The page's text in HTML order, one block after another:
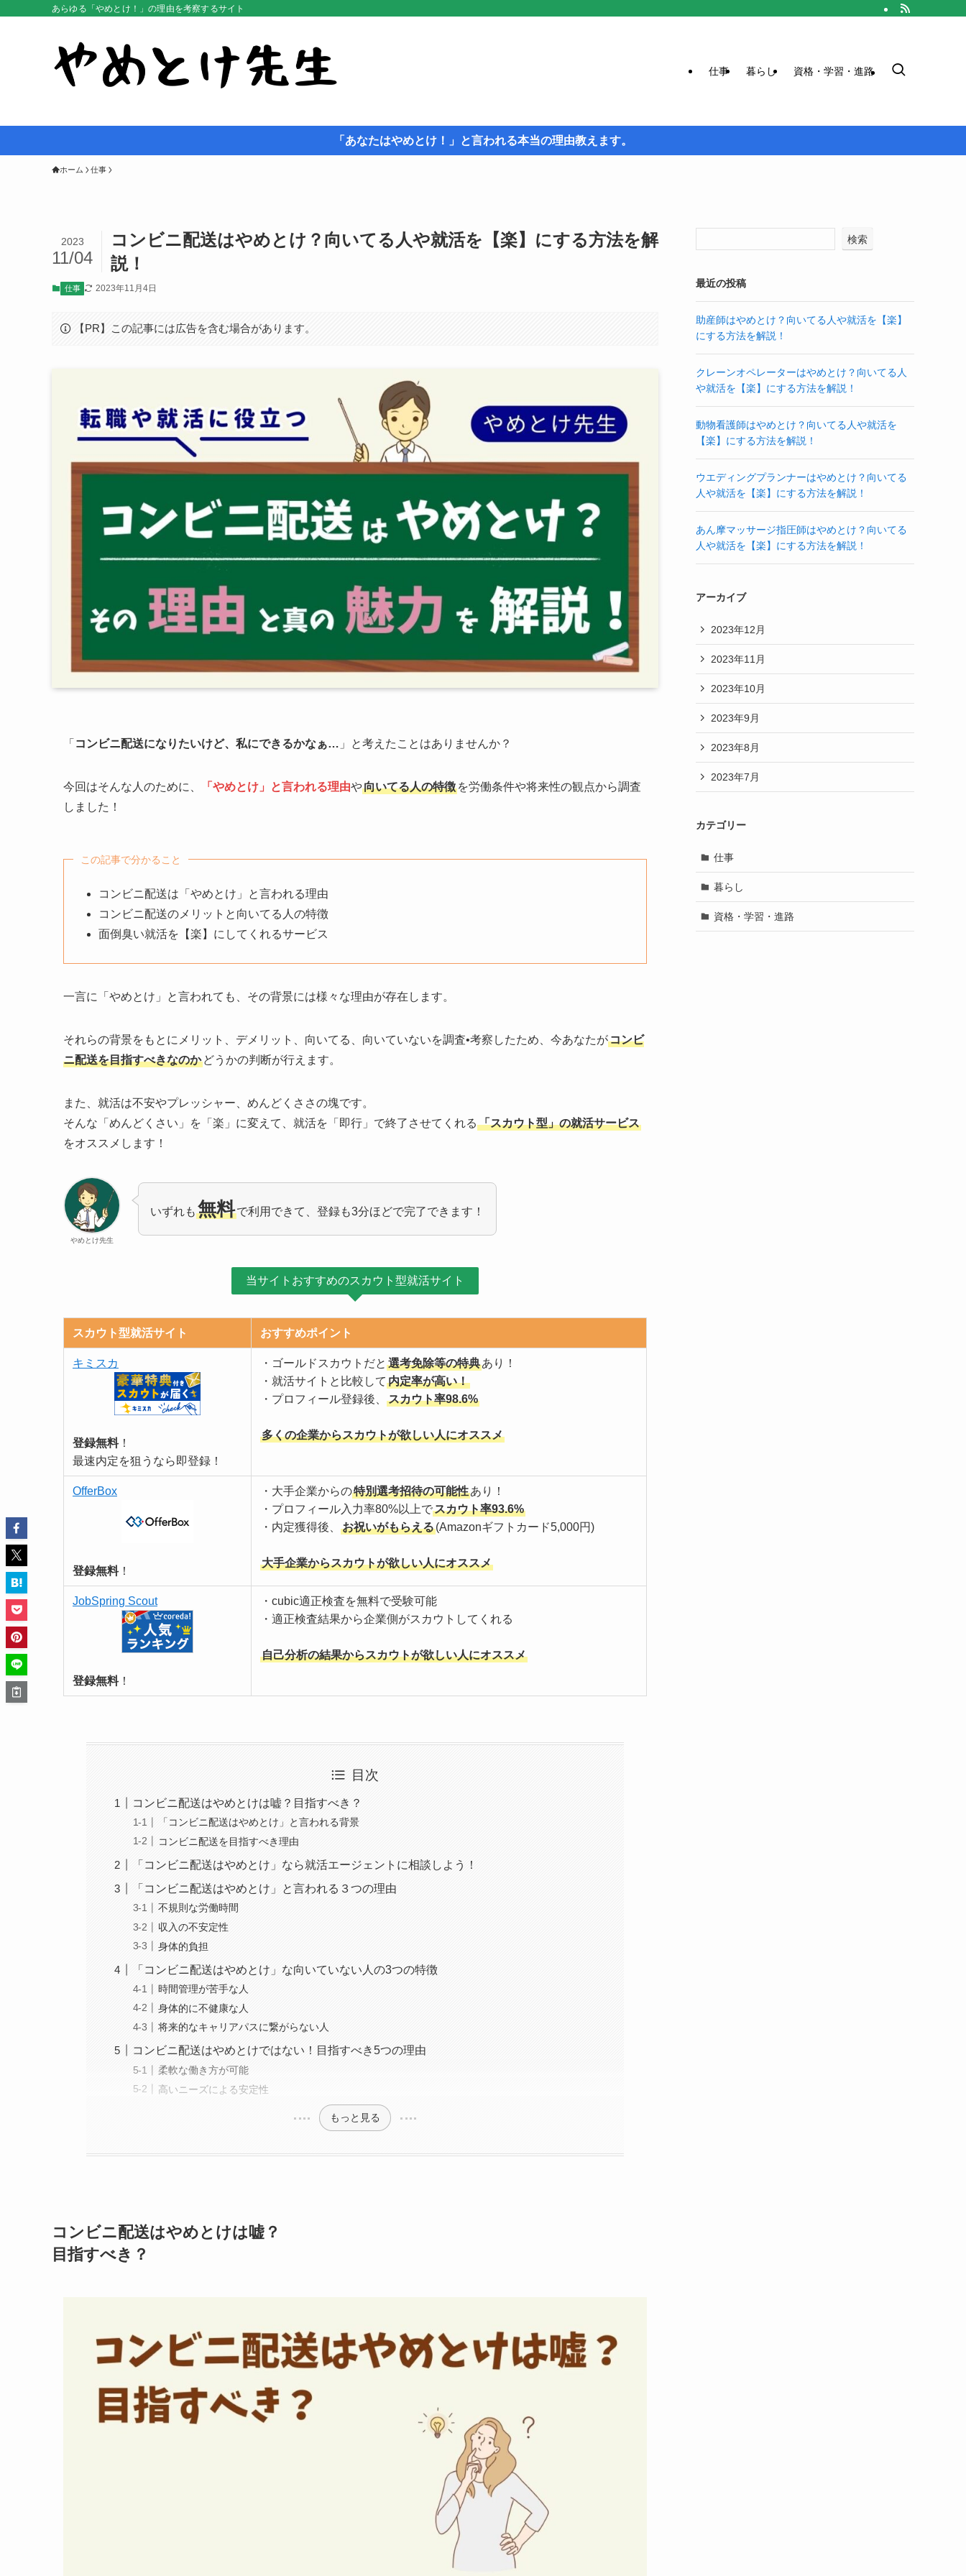
あらゆる「やめとけ！」の理由を考察するサイト
仕事 暮らし 資格・学習・進路
「あなたはやめとけ！」と言われる本当の理由教えます。
ホーム 仕事
コンビニ配送はやめとけ？向いてる人や就活を【楽】にする方法を解
説！
2023
11/04
仕事 2023年11月4日
【PR】この記事には広告を含む場合があります。
「 コンビニ配送になりたいけど、私にできるかなぁ… 」と考えたことはありませんか？
今回はそんな人のために、 「やめとけ」と言われる理由や向いてる人の特徴 を労働条件や将来性の観点から調査
しました！
この記事で分かること
コンビニ配送は「やめとけ」と言われる理由
コンビニ配送のメリットと向いてる人の特徴
面倒臭い就活を【楽】にしてくれるサービス
一言に「やめとけ」と言われても、その背景には様々な理由が存在します。
それらの背景をもとにメリット、デメリット、向いてる、向いていないを調査•考察したため、今あなたがコンビ
ニ配送を目指すべきなのか どうかの判断が行えます。
また、就活は不安やプレッシャー、めんどくささの塊です。
そんな「めんどくさい」を「楽」に変えて、就活を「即行」で終了させてくれる 「スカウト型」の就活サービス
をオススメします！
やめとけ先生
いずれも 無料で利用できて、登録も3分ほどで完了できます！
当サイトおすすめのスカウト型就活サイト
スカウト型就活サイト おすすめポイント
キミスカ
登録無料！
最速内定を狙うなら即登録！
・ゴールドスカウトだと 選考免除等の特典あり！
・就活サイトと比較して 内定率が高い！
・プロフィール登録後、
スカウト率98.6%
多くの企業からスカウトが欲しい人にオススメ
OfferBox
登録無料！
・大手企業からの特別選考招待の可能性あり！
・プロフィール入力率80%以上でスカウト率93.6%
・内定獲得後、
お祝いがもらえる(Amazonギフトカード5,000円)
大手企業からスカウトが欲しい人にオススメ
JobSpring Scout
登録無料！
・cubic適正検査を無料で受験可能
・適正検査結果から企業側がスカウトしてくれる
自己分析の結果からスカウトが欲しい人にオススメ
目次
コンビニ配送はやめとけは嘘？目指すべき？
「コンビニ配送はやめとけ」と言われる背景
コンビニ配送を目指すべき理由
「コンビニ配送はやめとけ」なら就活エージェントに相談しよう！
「コンビニ配送はやめとけ」と言われる３つの理由
不規則な労働時間
収入の不安定性
身体的負担
「コンビニ配送はやめとけ」な向いていない人の3つの特徴
時間管理が苦手な人
身体的に不健康な人
将来的なキャリアパスに繋がらない人
コンビニ配送はやめとけではない！目指すべき5つの理由
柔軟な働き方が可能
高いニーズによる安定性
もっと見る
コンビニ配送はやめとけは嘘？
目指すべき？
検索
最近の投稿
助産師はやめとけ？向いてる人や就活を【楽】
にする方法を解説！
クレーンオペレーターはやめとけ？向いてる人
や就活を【楽】にする方法を解説！
動物看護師はやめとけ？向いてる人や就活を
【楽】にする方法を解説！
ウエディングプランナーはやめとけ？向いてる
人や就活を【楽】にする方法を解説！
あん摩マッサージ指圧師はやめとけ？向いてる
人や就活を【楽】にする方法を解説！
アーカイブ
2023年12月
2023年11月
2023年10月
2023年9月
2023年8月
2023年7月
カテゴリー
仕事
暮らし
資格・学習・進路